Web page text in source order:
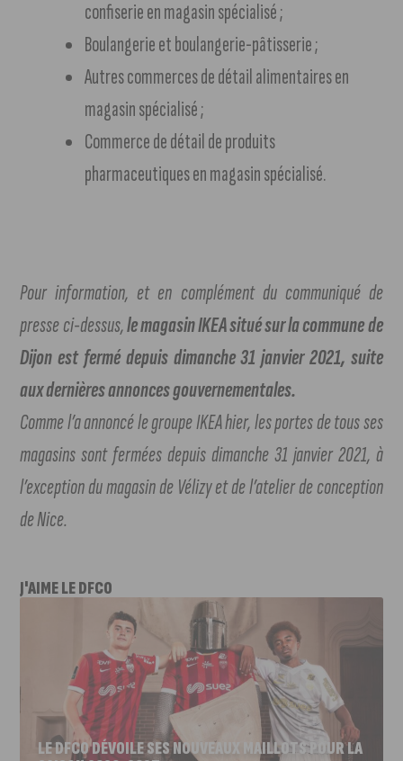
confiserie en magasin spécialisé ;
Boulangerie et boulangerie-pâtisserie ;
Autres commerces de détail alimentaires en
magasin spécialisé ;
Commerce de détail de produits
pharmaceutiques en magasin spécialisé.
Pour information, et en complément du communiqué de
presse ci-dessus,le magasin IKEA situé sur la commune de
Dijon est fermé depuis dimanche 31 janvier 2021, suite
aux dernières annonces gouvernementales.
Comme l’a annoncé le groupe IKEA hier, les portes de tous ses
magasins sont fermées depuis dimanche 31 janvier 2021, à
l’exception du magasin de Vélizy et de l’atelier de conception
de Nice.
J'AIME LE DFCO
LE DFCO DÉVOILE SES NOUVEAUX MAILLOTS POUR LA